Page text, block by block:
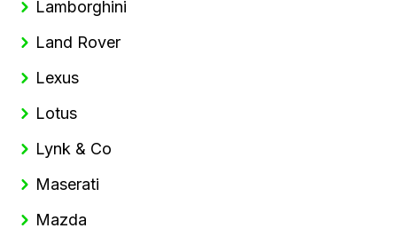
Lamborghini
Land Rover
Lexus
Lotus
Lynk & Co
Maserati
Mazda